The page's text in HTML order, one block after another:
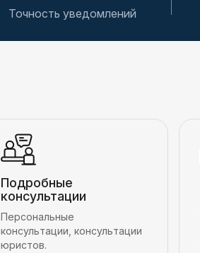
Точность уведомлений
Подробные
консультации
Персональные
консультации, консультации
юристов.